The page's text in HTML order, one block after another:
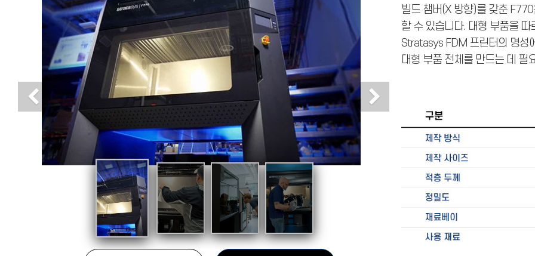
Previous
빌드 챔버(X 방향)를 갖춘
할 수 있습니다. 대형 부품을
Stratasys FDM 프린터의 명성
대형 부품 전체를 만드는 데 필